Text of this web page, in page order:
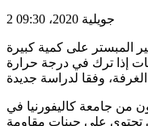
2 جويلية 2020، 09:30
المبستر على كمية كبيرة
إذا ترك في درجة حرارة
من جامعة كاليفورنيا في
تحتوي على جينات مقاومة